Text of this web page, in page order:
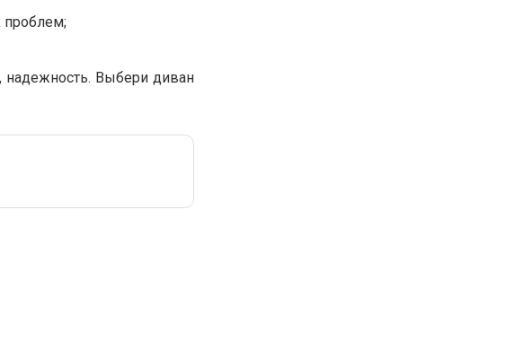
проблем;
надежность. Выбери диван